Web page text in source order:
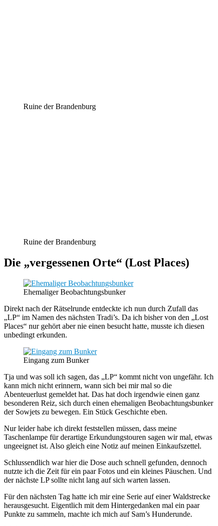
Ruine der Brandenburg
Ruine der Brandenburg
Die „vergessenen Orte“ (Lost Places)
Ehemaliger Beobachtungsbunker
Direkt nach der Rätselrunde entdeckte ich nun durch Zufall das
„LP“ im Namen des nächsten Tradi’s. Da ich bisher von den „Lost
Places“ nur gehört aber nie einen besucht hatte, musste ich diesen
unbedingt erkunden.
Eingang zum Bunker
Tja und was soll ich sagen, das „LP“ kommt nicht von ungefähr. Ich
kann mich nicht erinnern, wann sich bei mir mal so die
Abenteuerlust gemeldet hat. Das hat doch irgendwie einen ganz
besonderen Reiz, sich durch einen ehemaligen Beobachtungsbunker
der Sowjets zu bewegen. Ein Stück Geschichte eben.
Nur leider habe ich direkt feststellen müssen, dass meine
Taschenlampe für derartige Erkundungstouren sagen wir mal, etwas
ungeeignet ist. Also gleich eine Notiz auf meinen Einkaufszettel.
Schlussendlich war hier die Dose auch schnell gefunden, dennoch
nutzte ich die Zeit für ein paar Fotos und ein kleines Päuschen. Und
der nächste LP sollte nicht lang auf sich warten lassen.
Für den nächsten Tag hatte ich mir eine Serie auf einer Waldstrecke
herausgesucht. Eigentlich mit dem Hintergedanken mal ein paar
Punkte zu sammeln, machte ich mich auf Sam’s Hunderunde.